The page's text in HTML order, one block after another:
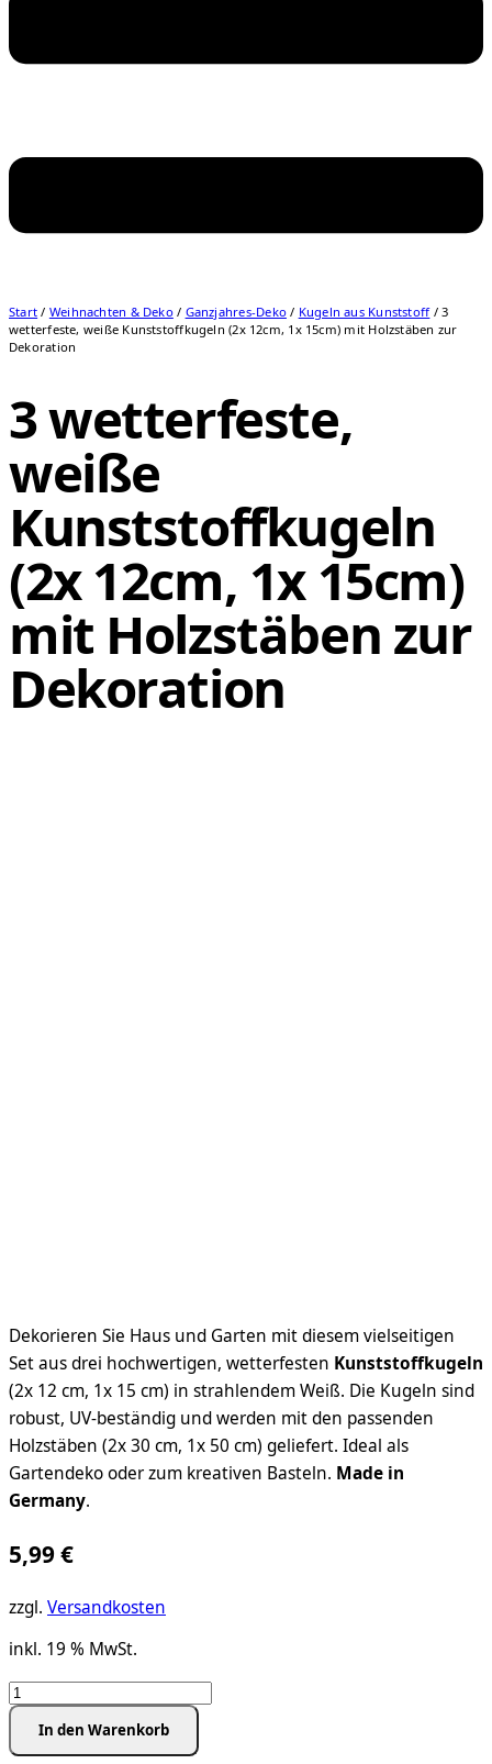
Start / Weihnachten & Deko/ Ganzjahres-Deko/ Kugeln aus Kunststoff/ 3
wetterfeste, weiße Kunststoffkugeln (2x 12cm, 1x 15cm) mit Holzstäben zur
Dekoration
3 wetterfeste,
weiße
Kunststoffkugeln
(2x 12cm, 1x 15cm)
mit Holzstäben zur
Dekoration
Dekorieren Sie Haus und Garten mit diesem vielseitigen
Set aus drei hochwertigen, wetterfesten Kunststoffkugeln
(2x 12 cm, 1x 15 cm) in strahlendem Weiß. Die Kugeln sind
robust, UV-beständig und werden mit den passenden
Holzstäben (2x 30 cm, 1x 50 cm) geliefert. Ideal als
Gartendeko oder zum kreativen Basteln. Made in
Germany.
5,99€
zzgl. Versandkosten
inkl. 19 % MwSt.
3
wetterfeste,
weißeIn den Warenkorb